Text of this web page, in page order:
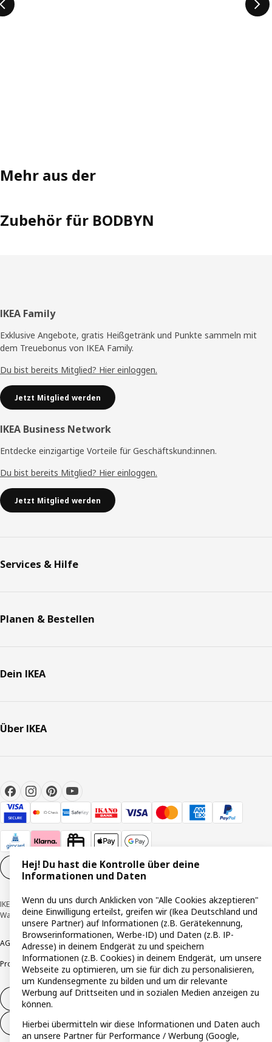
Mehr aus der
Zubehör für BODBYN
Fußzeile
IKEA Family
Exklusive Angebote, gratis Heißgetränk und Punkte sammeln mit
dem Treuebonus von IKEA Family.
Du bist bereits Mitglied? Hier einloggen.
Jetzt Mitglied werden
IKEA Business Network
Entdecke einzigartige Vorteile für Geschäftskund:innen.
Du bist bereits Mitglied? Hier einloggen.
Jetzt Mitglied werden
Services & Hilfe
Planen & Bestellen
Dein IKEA
Über IKEA
Cookie-Einstellungen DE
IKEA Deutschland GmbH & Co. KG - Am Wandersmann 2-4, 65719 Hofheim-
Wallau © Inter IKEA Systems B.V. 1999-2026
AGB Barrierefreiheit Cookie-RichtlinieDatenschutzerklärungImpressum
ProduktrückrufeResponsible DisclosureVertrauensstelle
Vertrag widerrufen
Vertrag widerrufen (Services & Leistungen)
Hej! Du hast die Kontrolle über deine
Informationen und Daten
Wenn du uns durch Anklicken von "Alle Cookies akzeptieren"
deine Einwilligung erteilst, greifen wir (Ikea Deutschland und
unsere Partner) auf Informationen (z.B. Gerätekennung,
Browserinformationen, Werbe-ID) und Daten (z.B. IP-
Adresse) in deinem Endgerät zu und speichern
Informationen (z.B. Cookies) in deinem Endgerät, um unsere
Webseite zu optimieren, um sie für dich zu personalisieren,
um Kundensegmente zu bilden und um dir relevante
Werbung auf Drittseiten und in sozialen Medien anzeigen zu
können.
Hierbei übermitteln wir diese Informationen und Daten auch
an unsere Partner für Performance / Werbung (Google,